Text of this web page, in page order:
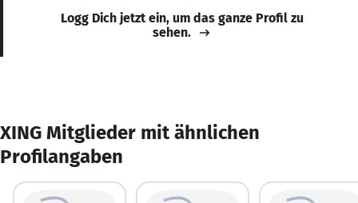
Logg Dich jetzt ein, um das ganze Profil zu
sehen.
XING Mitglieder mit ähnlichen
Profilangaben